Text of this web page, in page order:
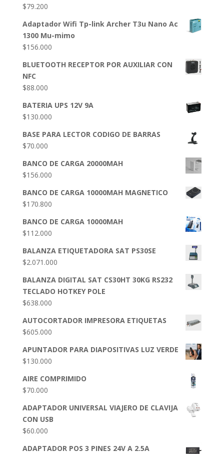
$79.200
Adaptador Wifi Tp-link Archer T3u Nano Ac
1300 Mu-mimo
$156.000
BLUETOOTH RECEPTOR POR AUXILIAR CON
NFC
$88.000
BATERIA UPS 12V 9A
$130.000
BASE PARA LECTOR CODIGO DE BARRAS
$70.000
BANCO DE CARGA 20000MAH
$156.000
BANCO DE CARGA 10000MAH MAGNETICO
$170.800
BANCO DE CARGA 10000MAH
$112.000
BALANZA ETIQUETADORA SAT PS30SE
$2.071.000
BALANZA DIGITAL SAT CS30HT 30KG RS232
TECLADO HOTKEY POLE
$638.000
AUTOCORTADOR IMPRESORA ETIQUETAS
$605.000
APUNTADOR PARA DIAPOSITIVAS LUZ VERDE
$130.000
AIRE COMPRIMIDO
$70.000
ADAPTADOR UNIVERSAL VIAJERO DE CLAVIJA
CON USB
$60.000
ADAPTADOR POS 3 PINES 24V A 2.5A